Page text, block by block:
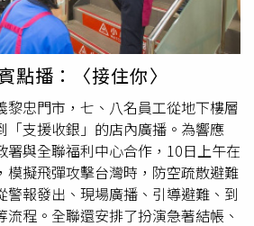
播：〈接住你〉
黎忠門市，七、八名員工從地下樓層
「支援收銀」的店內廣播。為響應
署與全聯福利中心合作，10日上午在
模擬飛彈攻擊台灣時，防空疏散避難
警報發出、現場廣播、引導避難、到
程。全聯還安排了扮演急著結帳、